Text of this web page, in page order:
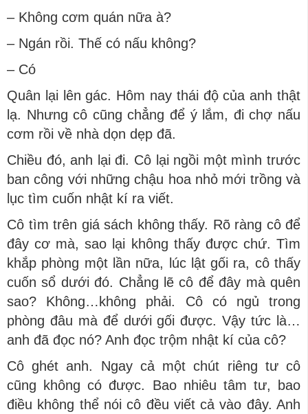
– Không cơm quán nữa à?
– Ngán rồi. Thế có nấu không?
– Có
Quân lại lên gác. Hôm nay thái độ của anh thật
lạ. Nhưng cô cũng chẳng để ý lắm, đi chợ nấu
cơm rồi về nhà dọn dẹp đã.
Chiều đó, anh lại đi. Cô lại ngồi một mình trước
ban công với những chậu hoa nhỏ mới trồng và
lục tìm cuốn nhật kí ra viết.
Cô tìm trên giá sách không thấy. Rõ ràng cô để
đây cơ mà, sao lại không thấy được chứ. Tìm
khắp phòng một lần nữa, lúc lật gối ra, cô thấy
cuốn sổ dưới đó. Chẳng lẽ cô để đây mà quên
sao? Không…không phải. Cô có ngủ trong
phòng đâu mà để dưới gối được. Vậy tức là…
anh đã đọc nó? Anh đọc trộm nhật kí của cô?
Cô ghét anh. Ngay cả một chút riêng tư cô
cũng không có được. Bao nhiêu tâm tư, bao
điều không thể nói cô đều viết cả vào đây. Anh